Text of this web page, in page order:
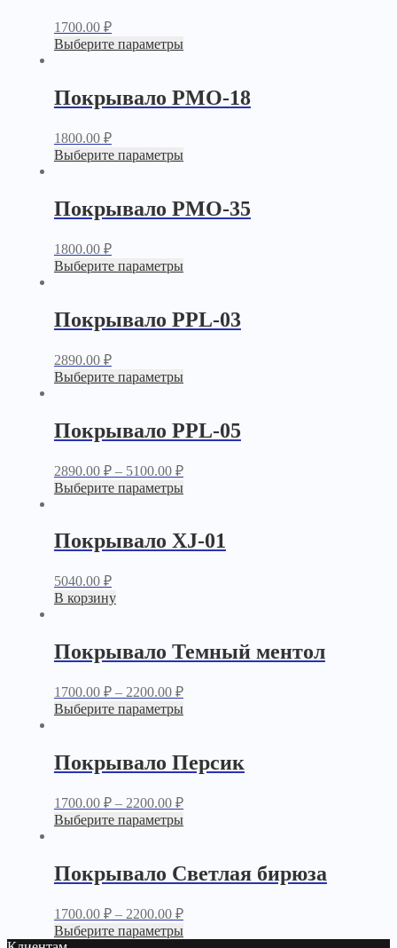
1700.00 ₽
Выберите параметры
Покрывало PМО-18
1800.00 ₽
Выберите параметры
Покрывало PМО-35
1800.00 ₽
Выберите параметры
Покрывало PPL-03
2890.00 ₽
Выберите параметры
Покрывало PPL-05
2890.00 ₽– 5100.00 ₽
Выберите параметры
Покрывало XJ-01
5040.00 ₽
В корзину
Покрывало Темный ментол
1700.00 ₽– 2200.00 ₽
Выберите параметры
Покрывало Персик
1700.00 ₽– 2200.00 ₽
Выберите параметры
Покрывало Светлая бирюза
1700.00 ₽– 2200.00 ₽
Выберите параметры